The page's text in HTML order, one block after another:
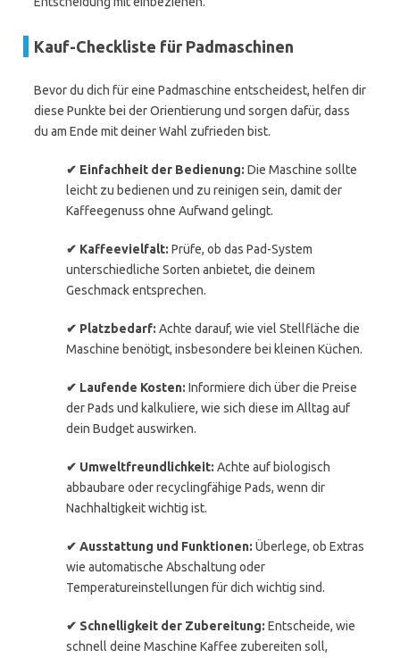
Kauf-Checkliste für Padmaschinen
Bevor du dich für eine Padmaschine entscheidest, helfen dir
diese Punkte bei der Orientierung und sorgen dafür, dass
du am Ende mit deiner Wahl zufrieden bist.
✔ Einfachheit der Bedienung: Die Maschine sollte
leicht zu bedienen und zu reinigen sein, damit der
Kaffeegenuss ohne Aufwand gelingt.
✔ Kaffeevielfalt: Prüfe, ob das Pad-System
unterschiedliche Sorten anbietet, die deinem
Geschmack entsprechen.
✔ Platzbedarf: Achte darauf, wie viel Stellfläche die
Maschine benötigt, insbesondere bei kleinen Küchen.
✔ Laufende Kosten: Informiere dich über die Preise
der Pads und kalkuliere, wie sich diese im Alltag auf
dein Budget auswirken.
✔ Umweltfreundlichkeit: Achte auf biologisch
abbaubare oder recyclingfähige Pads, wenn dir
Nachhaltigkeit wichtig ist.
✔ Ausstattung und Funktionen: Überlege, ob Extras
wie automatische Abschaltung oder
Temperatureinstellungen für dich wichtig sind.
✔ Schnelligkeit der Zubereitung: Entscheide, wie
schnell deine Maschine Kaffee zubereiten soll,